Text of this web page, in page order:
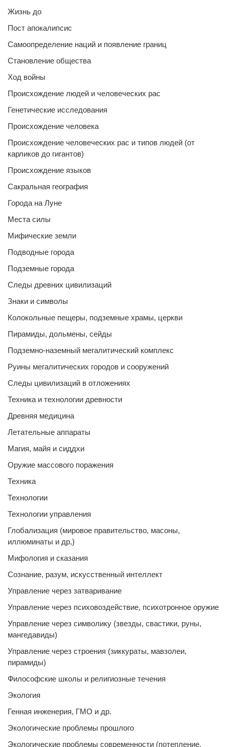
Жизнь до
Пост апокалипсис
Самоопределение наций и появление границ
Становление общества
Ход войны
Происхождение людей и человеческих рас
Генетические исследования
Происхождение человека
Происхождение человеческих рас и типов людей (от
карликов до гигантов)
Происхождение языков
Сакральная география
Города на Луне
Места силы
Мифические земли
Подводные города
Подземные города
Следы древних цивилизаций
Знаки и символы
Колокольные пещеры, подземные храмы, церкви
Пирамиды, дольмены, сейды
Подземно-наземный мегалитический комплекс
Руины мегалитических городов и сооружений
Следы цивилизаций в отложениях
Техника и технологии древности
Древняя медицина
Летательные аппараты
Магия, майя и сиддхи
Оружие массового поражения
Техника
Технологии
Технологии управления
Глобализация (мировое правительство, масоны,
иллюминаты и др,)
Мифология и сказания
Сознание, разум, искусственный интеллект
Управление через затваривание
Управление через психовоздействие, психотронное оружие
Управление через символику (звезды, свастики, руны,
мангедавиды)
Управление через строения (зиккураты, мавзолеи,
пирамиды)
Философские школы и религиозные течения
Экология
Генная инженерия, ГМО и др.
Экологические проблемы прошлого
Экологические проблемы современности (потепление,